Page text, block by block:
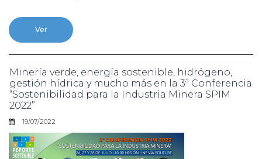
Ver
Minería verde, energía sostenible, hidrógeno,
gestión hídrica y mucho más en la 3ª Conferencia
“Sostenibilidad para la Industria Minera SPIM
2022”
19/07/2022